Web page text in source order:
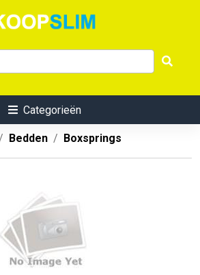
Categorieën
Bedden Boxsprings